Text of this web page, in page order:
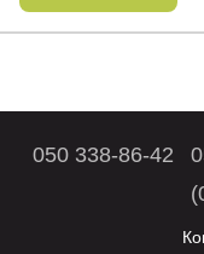
050 338-86-42